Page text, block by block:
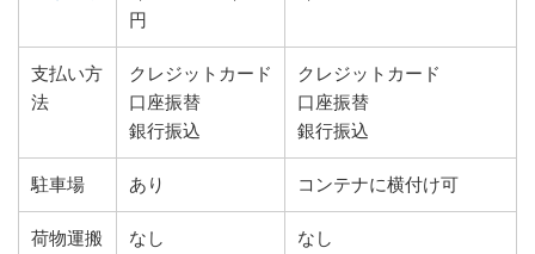
円
支払い方
法
クレジットカード
口座振替
銀行振込
クレジットカード
口座振替
銀行振込
駐車場 あり コンテナに横付け可
荷物運搬
なし なし